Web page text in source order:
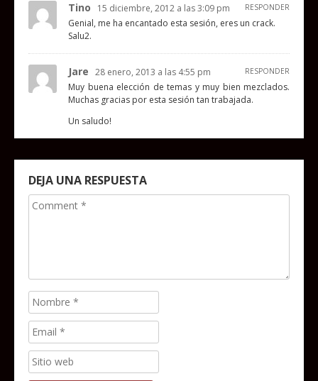
Tino 15 diciembre, 2012 a las 3:09 pm RESPONDER
Genial, me ha encantado esta sesión, eres un crack.
Salu2.
Jare 28 enero, 2013 a las 4:55 pm RESPONDER
Muy buena elección de temas y muy bien mezclados.
Muchas gracias por esta sesión tan trabajada.
Un saludo!
DEJA UNA RESPUESTA